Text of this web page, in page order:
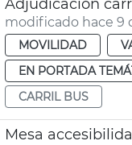
Adjudicación
modificado hace 9
MOVILIDAD
EN PORTADA
CARRIL BUS
Mesa